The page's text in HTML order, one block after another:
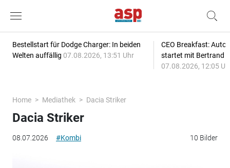
Bestellstart für Dodge Charger: In beiden
Welten auffällig 07.08.2026, 13:51 Uhr
CEO Breakfast:
startet mit Bertrand
07.08.2026, 12:05
Home Mediathek Dacia Striker
08.07.2026 #Kombi 10 Bilder
Dacia Striker